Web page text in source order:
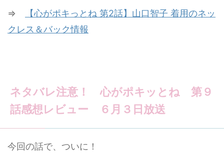
⇒
【心がポキっとね 第2話】山口智子 着用のネッ
クレス＆バック情報
ネタバレ注意！ 心がポキッとね 第９
話感想レビュー ６月３日放送
今回の話で、ついに！